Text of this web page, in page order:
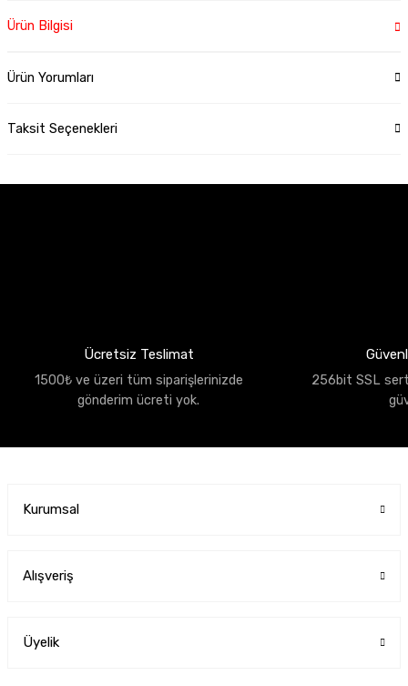
Ürün Bilgisi
Ürün Yorumları
Taksit Seçenekleri
Ücretsiz Teslimat
1500₺ ve üzeri tüm siparişlerinizde
gönderim ücreti yok.
256bit SSL
Kurumsal
Alışveriş
Üyelik